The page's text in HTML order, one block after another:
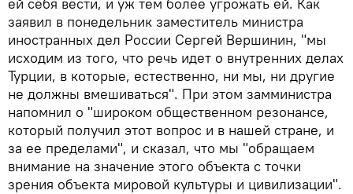
заявил в понедельник заместитель министра
иностранных дел России Сергей Вершинин, "мы
исходим из того, что речь идет о внутренних делах
Турции, в которые, естественно, ни мы, ни другие
не должны вмешиваться". При этом замминистра
напомнил о "широком общественном резонансе,
который получил этот вопрос и в нашей стране, и
за ее пределами", и сказал, что мы "обращаем
внимание на значение этого объекта с точки
зрения объекта мировой культуры и цивилизации".